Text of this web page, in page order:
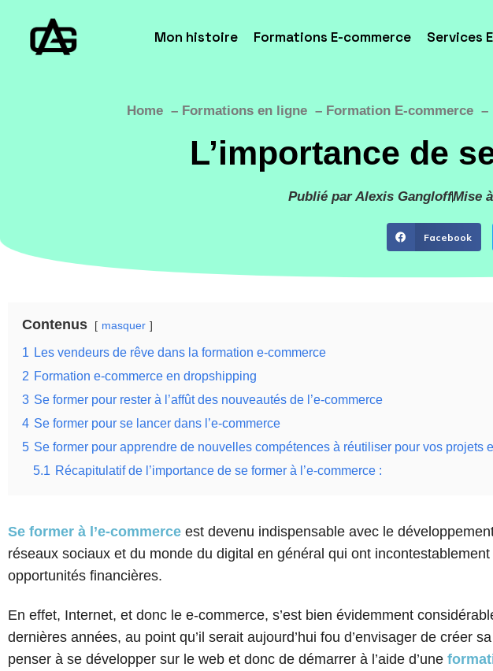
Mon histoire Formations E-commerce Services
Home Formations en ligne Formation E-commerce
L’importance de
Publié par Alexis GangloffMise
Facebook
Contenus masquer
1 Les vendeurs de rêve dans la formation e-commerce
2 Formation e-commerce en dropshipping
3 Se former pour rester à l’affût des nouveautés de l’e-commerce
4 Se former pour se lancer dans l’e-commerce
5 Se former pour apprendre de nouvelles compétences à réutiliser pour vos projets
5.1 Récapitulatif de l’importance de se former à l’e-commerce :
Se former à l’e-commerce est devenu indispensable avec le
réseaux sociaux et du monde du digital en général qui ont
opportunités financières.
En effet, Internet, et donc le e-commerce, s’est bien évidemment
dernières années, au point qu’il serait aujourd’hui fou d’envisager de créer
penser à se développer sur le web et donc de démarrer à l’aide d’une